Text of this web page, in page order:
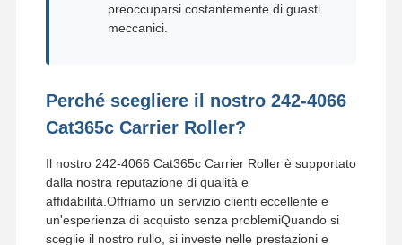
preoccuparsi costantemente di guasti
meccanici.
Perché scegliere il nostro 242-4066
Cat365c Carrier Roller?
Il nostro 242-4066 Cat365c Carrier Roller è supportato
dalla nostra reputazione di qualità e
affidabilità.Offriamo un servizio clienti eccellente e
un'esperienza di acquisto senza problemiQuando si
sceglie il nostro rullo, si investe nelle prestazioni e